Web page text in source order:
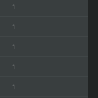
1
1
1
1
1